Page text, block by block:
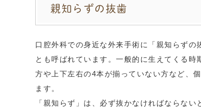
親知らずの抜歯
口腔外科での身近な外来手術に「親知らず
とも呼ばれています。一般的に生えてくる時
方や上下左右の4本が揃っていない方など、
ます。
「親知らず」は、必ず抜かなければならな